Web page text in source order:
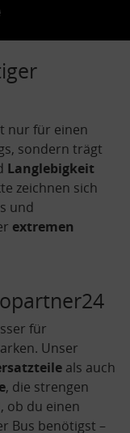
nur für einen
sondern trägt
Langlebigkeit
zeichnen sich
und
extremen
für
Unser
als auch
, die strengen
ob du einen
Bus benötigst –